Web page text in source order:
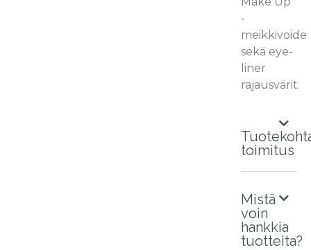
-
meikkivoide
sekä eye-
liner
rajausvärit.
toimitus
Mistä
voin
hankkia
tuotteita?